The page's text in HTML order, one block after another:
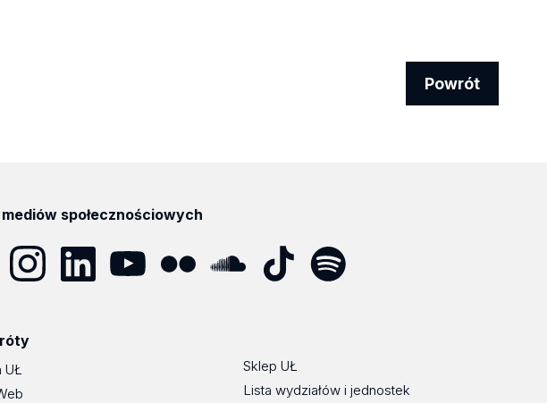
Powrót
społecznościowych
UŁ
Sklep UŁ
Lista wydziałów i jednostek